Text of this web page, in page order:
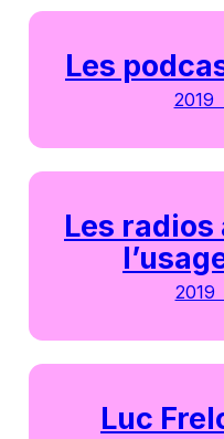
Les
2019
Les
2019
Luc